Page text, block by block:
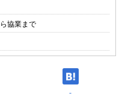
協業まで
-